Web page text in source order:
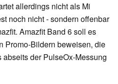
allerdings nicht als Mi
noch nicht - sondern offenbar
Amazfit Band 6 soll es
Promo-Bildern beweisen, die
der PulseOx-Messung